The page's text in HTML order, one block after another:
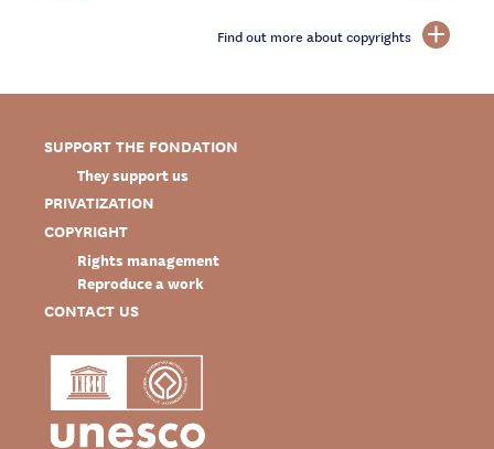
Find out more about copyrights
SUPPORT THE FONDATION
They support us
PRIVATIZATION
COPYRIGHT
Rights management
Reproduce a work
CONTACT US